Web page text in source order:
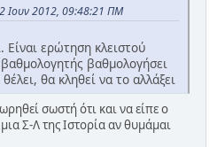
Ιουν 2012, 09:48:21 ΠΜ
Είναι ερώτηση κλειστού
βαθμολογήσει
θα κληθεί να το αλλάξει
σωστή ότι και να είπε ο
Σ-Λ της Ιστορία αν θυμάμαι